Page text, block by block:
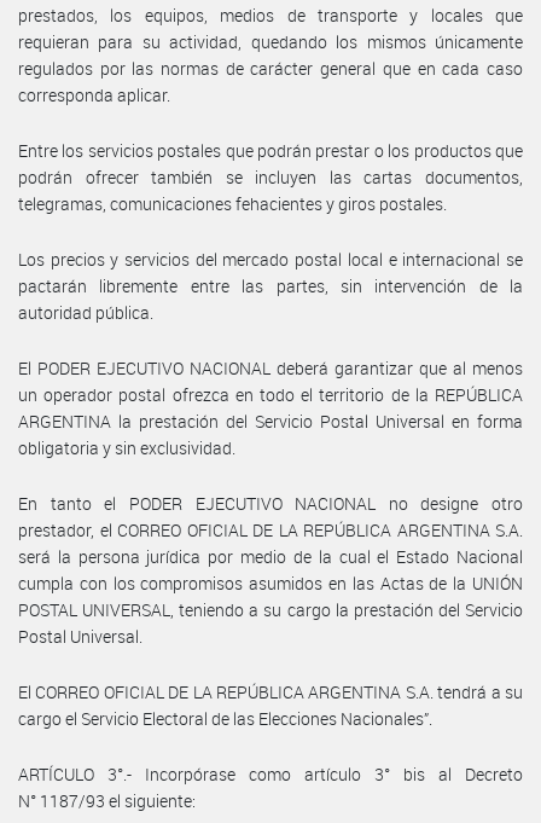
prestados, los equipos, medios de transporte y locales que
requieran para su actividad, quedando los mismos únicamente
regulados por las normas de carácter general que en cada caso
corresponda aplicar.
Entre los servicios postales que podrán prestar o los productos que
podrán ofrecer también se incluyen las cartas documentos,
telegramas, comunicaciones fehacientes y giros postales.
Los precios y servicios del mercado postal local e internacional se
pactarán libremente entre las partes, sin intervención de la
autoridad pública.
El PODER EJECUTIVO NACIONAL deberá garantizar que al menos
un operador postal ofrezca en todo el territorio de la REPÚBLICA
ARGENTINA la prestación del Servicio Postal Universal en forma
obligatoria y sin exclusividad.
En tanto el PODER EJECUTIVO NACIONAL no designe otro
prestador, el CORREO OFICIAL DE LA REPÚBLICA ARGENTINA S.A.
será la persona jurídica por medio de la cual el Estado Nacional
cumpla con los compromisos asumidos en las Actas de la UNIÓN
POSTAL UNIVERSAL, teniendo a su cargo la prestación del Servicio
Postal Universal.
El CORREO OFICIAL DE LA REPÚBLICA ARGENTINA S.A. tendrá a su
cargo el Servicio Electoral de las Elecciones Nacionales”.
ARTÍCULO 3°.- Incorpórase como artículo 3° bis al Decreto
N° 1187/93 el siguiente: